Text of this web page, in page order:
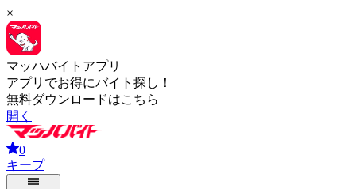
×
マッハバイトアプリ
アプリでお得にバイト探し！
無料ダウンロードはこちら
開く
0
キープ